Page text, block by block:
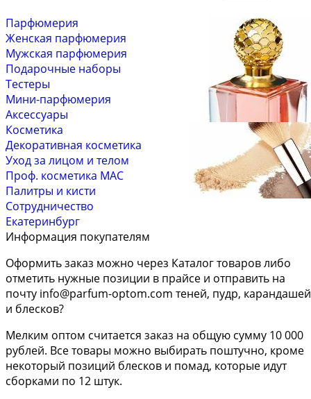
Парфюмерия
Женская парфюмерия
Мужская парфюмерия
Подарочные наборы
Тестеры
Мини-парфюмерия
Аксессуары
Косметика
Декоративная косметика
Уход за лицом и телом
Проф. косметика MAC
Палитры и кисти
Сотрудничество
Екатеринбург
Информация покупателям
Оформить заказ можно через Каталог товаров либо
отметить нужные позиции в прайсе и отправить на
почту info@parfum-optom.com теней, пудр, карандашей
и блесков?
Мелким оптом считается заказ на общую сумму 10 000
рублей. Все товары можно выбирать поштучно, кроме
некоторый позиций блесков и помад, которые идут
сборками по 12 штук.